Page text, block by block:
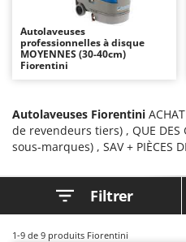
Autolaveuses
Autres produits
B
Bancs de scie pour le
Barbecues
Bennes pour tracteur
Brosses pour sols
Brouettes à moteur
Broyeurs à axe
Ambrogio Robot
Annovi Reverberi
ANTHBOT
Arco
Ardes
Argo
Artus
Attila
Autolaveuses
professionnelles à disque
MOYENNES (30-40cm)
Fiorentini
Autolaveuses Fiorentini
de revendeurs tiers) , QUE DES
sous-marques) , SAV + PIÈCES
Filtrer
1-9 de 9 produits Fiorentini